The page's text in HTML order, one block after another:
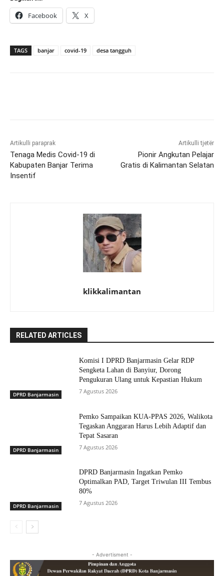
Facebook X
TAGS banjar covid-19 desa tangguh
Artikulli paraprak
Tenaga Medis Covid-19 di
Kabupaten Banjar Terima
Insentif
Artikulli tjetër
Pionir Angkutan Pelajar
Gratis di Kalimantan Selatan
klikkalimantan
RELATED ARTICLES
DPRD Banjarmasin
Komisi I DPRD Banjarmasin Gelar RDP
Sengketa Lahan di Banyiur, Dorong
Pengukuran Ulang untuk Kepastian Hukum
7 Agustus 2026
DPRD Banjarmasin
Pemko Sampaikan KUA-PPAS 2026, Walikota
Tegaskan Anggaran Harus Lebih Adaptif dan
Tepat Sasaran
7 Agustus 2026
DPRD Banjarmasin
DPRD Banjarmasin Ingatkan Pemko
Optimalkan PAD, Target Triwulan III Tembus
80%
7 Agustus 2026
- Advertisment -